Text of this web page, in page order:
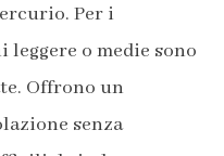
Per i
o medie sono
Offrono un
senza